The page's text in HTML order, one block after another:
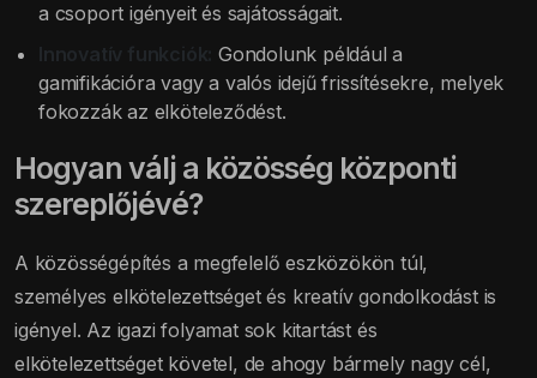
a csoport igényeit és sajátosságait.
Innovatív funkciók: Gondolunk például a
gamifikációra vagy a valós idejű frissítésekre, melyek
fokozzák az elköteleződést.
Hogyan válj a közösség központi
szereplőjévé?
A közösségépítés a megfelelő eszközökön túl,
személyes elkötelezettséget és kreatív gondolkodást is
igényel. Az igazi folyamat sok kitartást és
elkötelezettséget követel, de ahogy bármely nagy cél,